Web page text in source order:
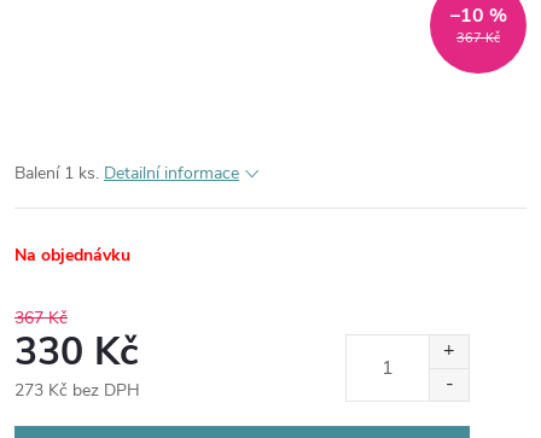
367 Kč
–10 %
Balení 1 ks. Detailní informace
Na objednávku
367 Kč
330 Kč
273 Kč bez DPH